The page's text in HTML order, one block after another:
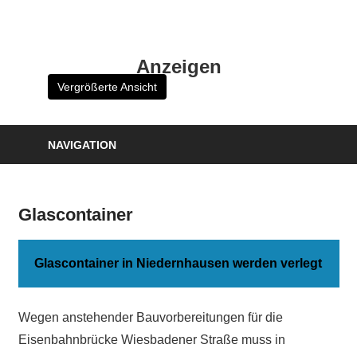
Anzeigen
Vergrößerte Ansicht
NAVIGATION
Glascontainer
Glascontainer in Niedernhausen werden verlegt
Wegen anstehender Bauvorbereitungen für die
Eisenbahnbrücke Wiesbadener Straße muss in